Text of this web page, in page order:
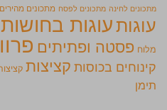
מתכונים לחינה מתכונים לפסח מתכונים מהירים
עוגותעוגות בחושות
מלוח פסטה ופתיתים
קינוחים בכוסות קציצות
תימן